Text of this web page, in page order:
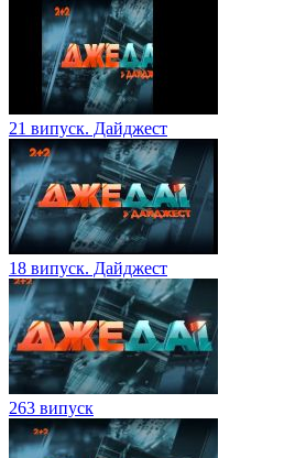
21 випуск. Дайджест
18 випуск. Дайджест
263 випуск